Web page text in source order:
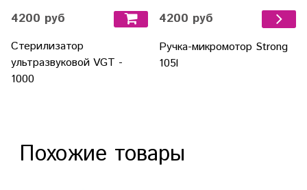
4200 руб
Стерилизатор
ультразвуковой VGT -
1000
4200 руб
Ручка-микромотор Strong
105l
Похожие товары